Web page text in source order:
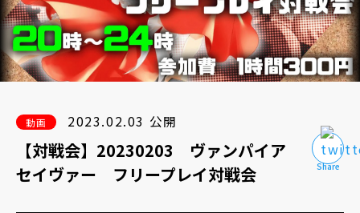
動画 2023.02.03 公開
【対戦会】20230203 ヴァンパイア
セイヴァー フリープレイ対戦会